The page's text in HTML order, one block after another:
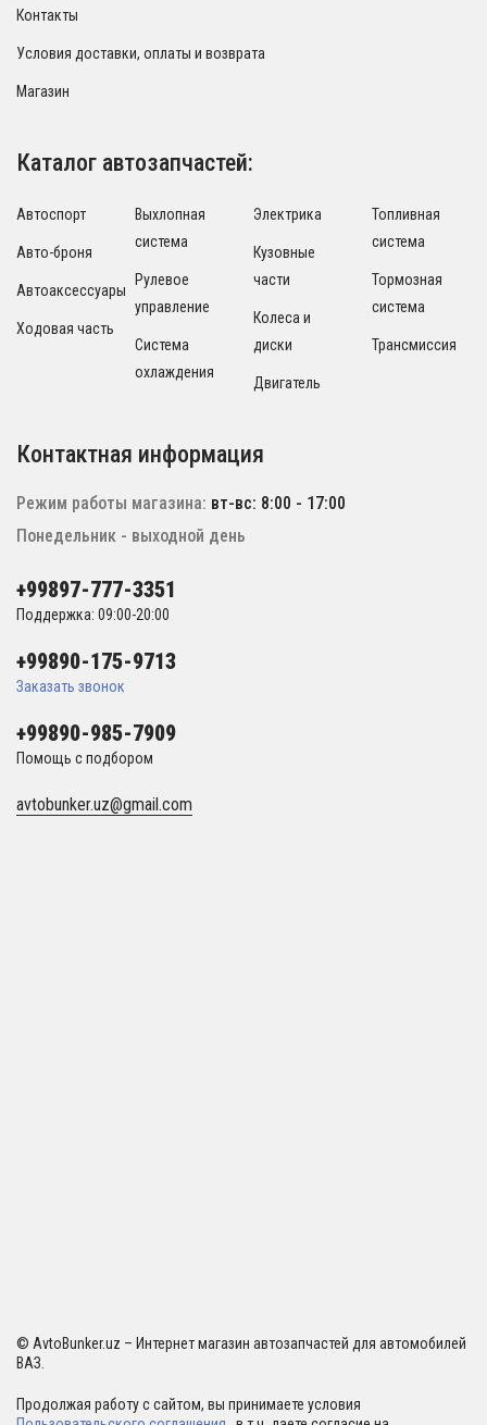
Контакты
Условия доставки, оплаты и возврата
Магазин
Каталог автозапчастей:
Автоспорт
Авто-броня
Автоаксессуары
Ходовая часть
Выхлопная
система
Рулевое
управление
Система
охлаждения
Электрика
Кузовные
части
Колеса и
диски
Двигатель
Топливная
система
Тормозная
система
Трансмиссия
Контактная информация
Режим работы магазина: вт-вс: 8:00 - 17:00
Понедельник - выходной день
+99897-777-3351
Поддержка: 09:00-20:00
+99890-175-9713
Заказать звонок
+99890-985-7909
Помощь с подбором
avtobunker.uz@gmail.com
© AvtoBunker.uz – Интернет магазин автозапчастей для автомобилей
ВАЗ.
Продолжая работу с сайтом, вы принимаете условия